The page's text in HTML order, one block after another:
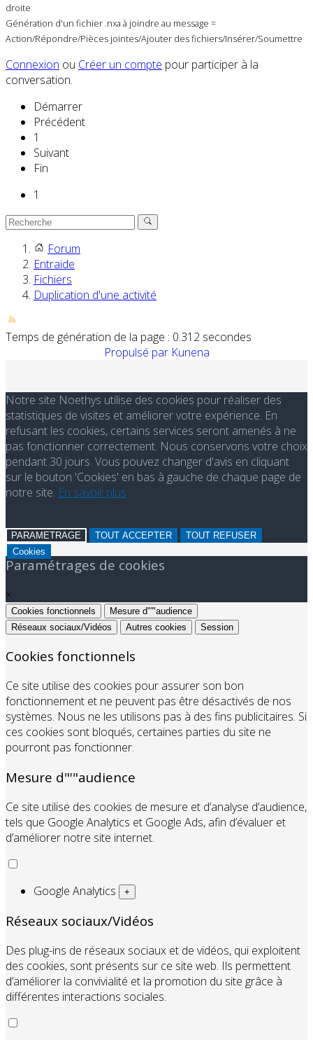
droite
Génération d'un fichier .nxa à joindre au message =
Action/Répondre/Pièces jointes/Ajouter des fichiers/Insérer/Soumettre
Connexion ou Créer un compte pour participer à la
conversation.
Démarrer
Précédent
1
Suivant
Fin
1
Forum
Entraide
Fichiers
Duplication d'une activité
Temps de génération de la page : 0.312 secondes
Propulsé par Kunena
Notre site Noethys utilise des cookies pour réaliser des
statistiques de visites et améliorer votre expérience. En
refusant les cookies, certains services seront amenés à ne
pas fonctionner correctement. Nous conservons votre choix
pendant 30 jours. Vous pouvez changer d'avis en cliquant
sur le bouton 'Cookies' en bas à gauche de chaque page de
notre site. En savoir plus
PARAMETRAGE TOUT ACCEPTER
TOUT REFUSER
Cookies
Paramétrages de cookies
×
Cookies fonctionnels
Mesure d"'"audience
Réseaux sociaux/Vidéos
Autres cookies Session
Cookies fonctionnels
Ce site utilise des cookies pour assurer son bon
fonctionnement et ne peuvent pas être désactivés de nos
systèmes. Nous ne les utilisons pas à des fins publicitaires. Si
ces cookies sont bloqués, certaines parties du site ne
pourront pas fonctionner.
Mesure d"'"audience
Ce site utilise des cookies de mesure et d’analyse d’audience,
tels que Google Analytics et Google Ads, afin d’évaluer et
d’améliorer notre site internet.
Google Analytics +
Réseaux sociaux/Vidéos
Des plug-ins de réseaux sociaux et de vidéos, qui exploitent
des cookies, sont présents sur ce site web. Ils permettent
d’améliorer la convivialité et la promotion du site grâce à
différentes interactions sociales.